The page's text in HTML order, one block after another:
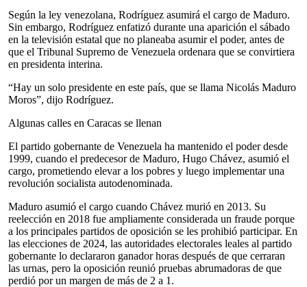
Según la ley venezolana, Rodríguez asumirá el cargo de Maduro.
Sin embargo, Rodríguez enfatizó durante una aparición el sábado
en la televisión estatal que no planeaba asumir el poder, antes de
que el Tribunal Supremo de Venezuela ordenara que se convirtiera
en presidenta interina.
“Hay un solo presidente en este país, que se llama Nicolás Maduro
Moros”, dijo Rodríguez.
Algunas calles en Caracas se llenan
El partido gobernante de Venezuela ha mantenido el poder desde
1999, cuando el predecesor de Maduro, Hugo Chávez, asumió el
cargo, prometiendo elevar a los pobres y luego implementar una
revolución socialista autodenominada.
Maduro asumió el cargo cuando Chávez murió en 2013. Su
reelección en 2018 fue ampliamente considerada un fraude porque
a los principales partidos de oposición se les prohibió participar. En
las elecciones de 2024, las autoridades electorales leales al partido
gobernante lo declararon ganador horas después de que cerraran
las urnas, pero la oposición reunió pruebas abrumadoras de que
perdió por un margen de más de 2 a 1.